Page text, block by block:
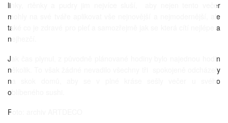
linky, rtěnky a pudry jim nejvíce sluší,
aby nejen tento večer
mohly na své tváře aplikovat vše nejnovější a nejmodernější, ale
také co je zdravé pro pleť a samozřejmě jak se která cítí nejlépe a
nejhezčí.
Jak čas plynul, z původně plánované hodiny bylo najednou hodin
několik. To však žádné nevadilo všechny tři
spokojeně odcházely
na skok domů, aby se v plné kráse sešly večer u svého
oblíbeného sushi.
Foto: archiv ARTDECO